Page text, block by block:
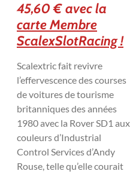
45,60 € avec la
carte Membre
ScalexSlotRacing !
Scalextric fait revivre
l’effervescence des courses
de voitures de tourisme
britanniques des années
1980 avec la Rover SD1 aux
couleurs d’Industrial
Control Services d’Andy
Rouse, telle qu’elle courait